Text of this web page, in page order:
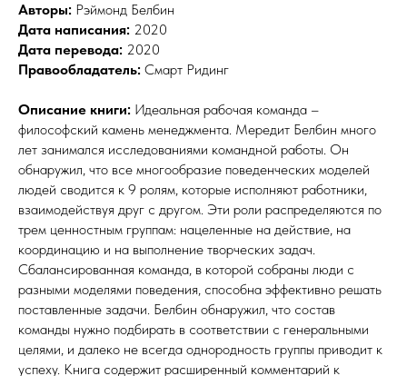
Авторы: Рэймонд Белбин
Дата написания: 2020
Дата перевода: 2020
Правообладатель: Смарт Ридинг
Описание книги: Идеальная рабочая команда –
философский камень менеджмента. Мередит Белбин много
лет занимался исследованиями командной работы. Он
обнаружил, что все многообразие поведенческих моделей
людей сводится к 9 ролям, которые исполняют работники,
взаимодействуя друг с другом. Эти роли распределяются по
трем ценностным группам: нацеленные на действие, на
координацию и на выполнение творческих задач.
Сбалансированная команда, в которой собраны люди с
разными моделями поведения, способна эффективно решать
поставленные задачи. Белбин обнаружил, что состав
команды нужно подбирать в соответствии с генеральными
целями, и далеко не всегда однородность группы приводит к
успеху. Книга содержит расширенный комментарий к